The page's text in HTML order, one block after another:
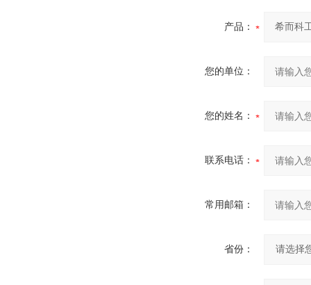
产品：
您的单位：
您的姓名：
联系电话：
常用邮箱：
省份：